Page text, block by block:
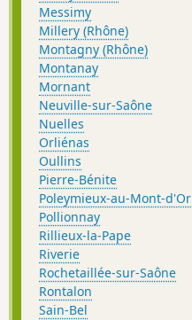
Messimy
Millery (Rhône)
Montagny (Rhône)
Montanay
Mornant
Neuville-sur-Saône
Nuelles
Orliénas
Oullins
Pierre-Bénite
Poleymieux-au-Mont-d'Or
Pollionnay
Rillieux-la-Pape
Riverie
Rochetaillée-sur-Saône
Rontalon
Sain-Bel